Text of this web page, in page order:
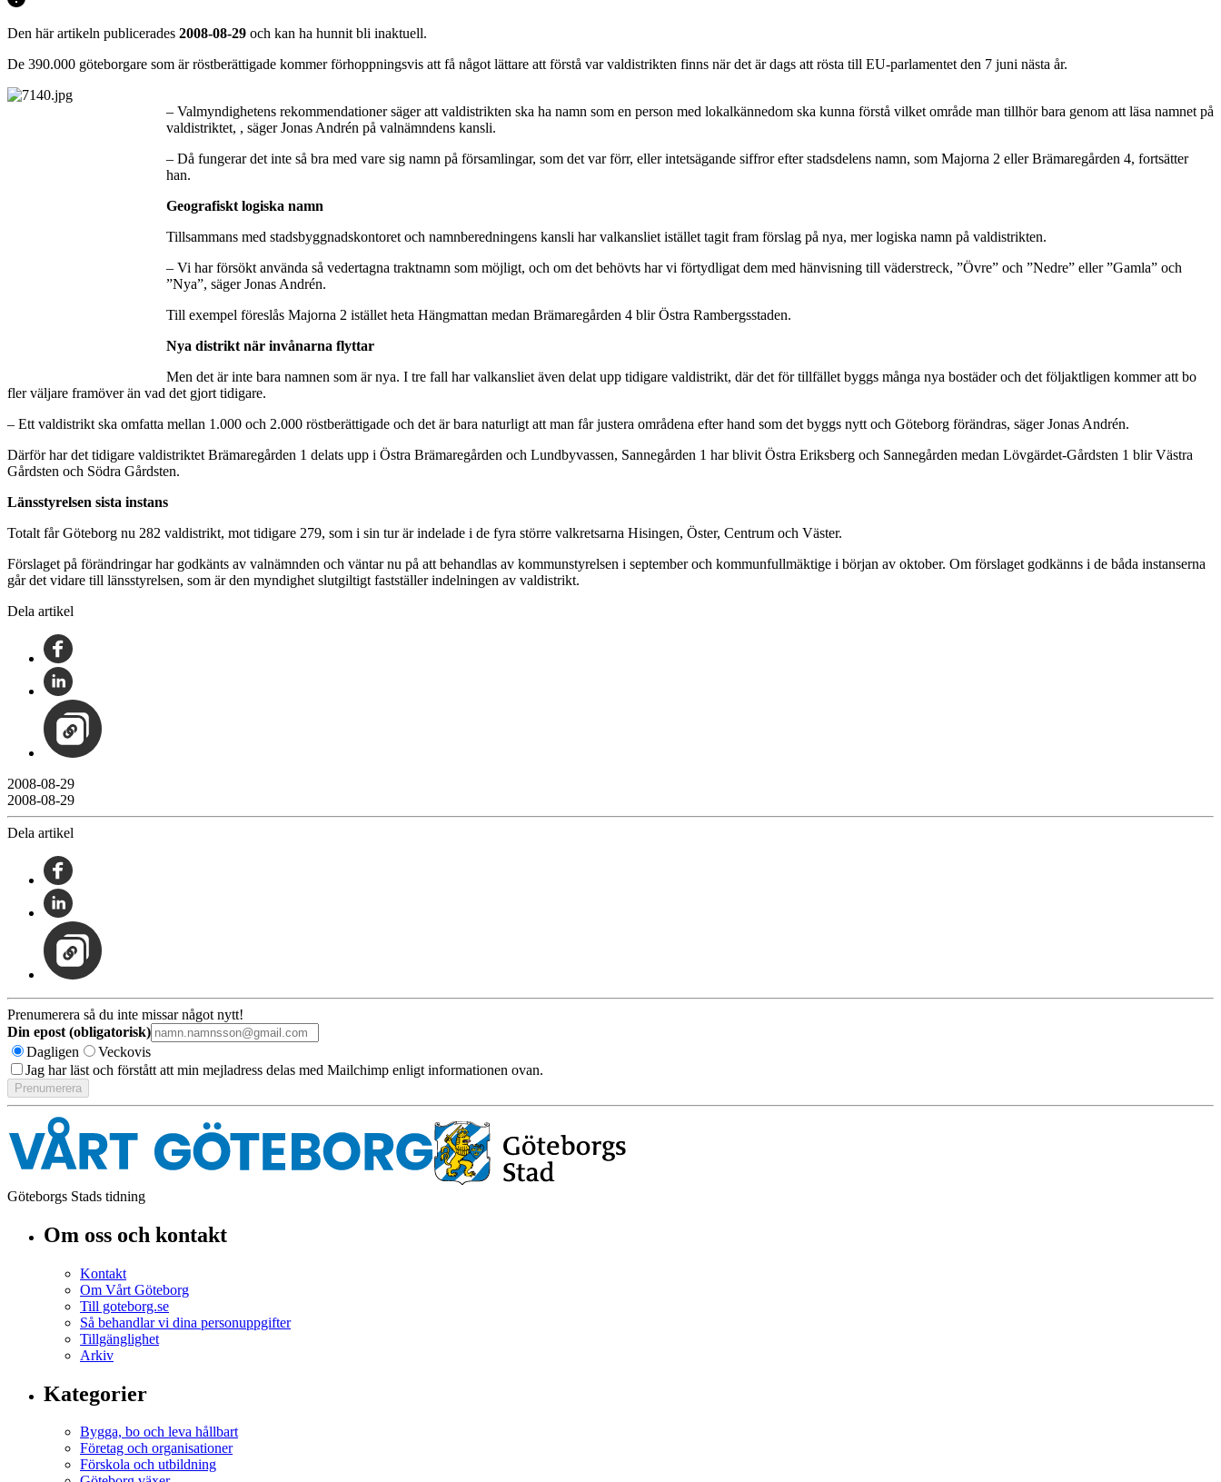
Den här artikeln publicerades 2008-08-29 och kan ha hunnit bli inaktuell.
De 390.000 göteborgare som är röstberättigade kommer förhoppningsvis att få något lättare att förstå var valdistrikten finns när det är dags att rösta till EU-parlamentet den 7 juni nästa år.
– Valmyndighetens rekommendationer säger att valdistrikten ska ha namn som en person med lokalkännedom ska kunna förstå vilket område man tillhör bara genom att läsa namnet på
valdistriktet, , säger Jonas Andrén på valnämndens kansli.
– Då fungerar det inte så bra med vare sig namn på församlingar, som det var förr, eller intetsägande siffror efter stadsdelens namn, som Majorna 2 eller Brämaregården 4, fortsätter
han.
Geografiskt logiska namn
Tillsammans med stadsbyggnadskontoret och namnberedningens kansli har valkansliet istället tagit fram förslag på nya, mer logiska namn på valdistrikten.
– Vi har försökt använda så vedertagna traktnamn som möjligt, och om det behövts har vi förtydligat dem med hänvisning till väderstreck, ”Övre” och ”Nedre” eller ”Gamla” och
”Nya”, säger Jonas Andrén.
Till exempel föreslås Majorna 2 istället heta Hängmattan medan Brämaregården 4 blir Östra Rambergsstaden.
Nya distrikt när invånarna flyttar
Men det är inte bara namnen som är nya. I tre fall har valkansliet även delat upp tidigare valdistrikt, där det för tillfället byggs många nya bostäder och det följaktligen kommer att bo
fler väljare framöver än vad det gjort tidigare.
– Ett valdistrikt ska omfatta mellan 1.000 och 2.000 röstberättigade och det är bara naturligt att man får justera områdena efter hand som det byggs nytt och Göteborg förändras, säger Jonas Andrén.
Därför har det tidigare valdistriktet Brämaregården 1 delats upp i Östra Brämaregården och Lundbyvassen, Sannegården 1 har blivit Östra Eriksberg och Sannegården medan Lövgärdet-Gårdsten 1 blir Västra
Gårdsten och Södra Gårdsten.
Länsstyrelsen sista instans
Totalt får Göteborg nu 282 valdistrikt, mot tidigare 279, som i sin tur är indelade i de fyra större valkretsarna Hisingen, Öster, Centrum och Väster.
Förslaget på förändringar har godkänts av valnämnden och väntar nu på att behandlas av kommunstyrelsen i september och kommunfullmäktige i början av oktober. Om förslaget godkänns i de båda instanserna
går det vidare till länsstyrelsen, som är den myndighet slutgiltigt fastställer indelningen av valdistrikt.
Dela artikel
2008-08-29
2008-08-29
Dela artikel
Prenumerera så du inte missar något nytt!
Din epost (obligatorisk)
Dagligen
Veckovis
Jag har läst och förstått att min mejladress delas med Mailchimp enligt informationen ovan.
Göteborgs Stads tidning
Om oss och kontakt
Kontakt
Om Vårt Göteborg
Till goteborg.se
Så behandlar vi dina personuppgifter
Tillgänglighet
Arkiv
Kategorier
Bygga, bo och leva hållbart
Företag och organisationer
Förskola och utbildning